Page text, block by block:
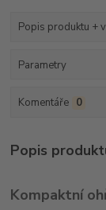
Popis produktu +
Parametry
Komentáře 0
Popis
Kompaktní